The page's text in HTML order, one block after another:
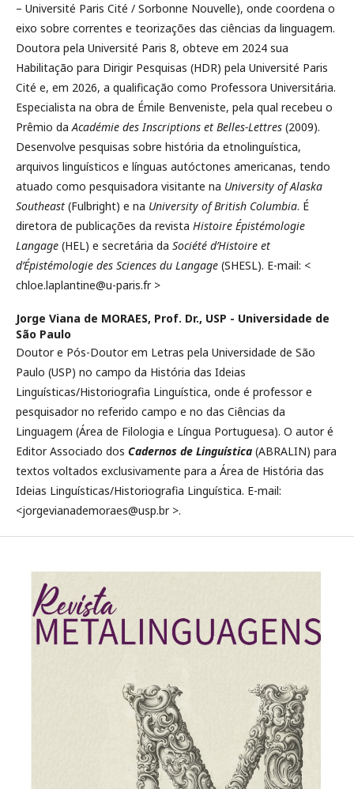
– Université Paris Cité / Sorbonne Nouvelle), onde coordena o
eixo sobre correntes e teorizações das ciências da linguagem.
Doutora pela Université Paris 8, obteve em 2024 sua
Habilitação para Dirigir Pesquisas (HDR) pela Université Paris
Cité e, em 2026, a qualificação como Professora Universitária.
Especialista na obra de Émile Benveniste, pela qual recebeu o
Prêmio daAcadémie des Inscriptions et Belles-Lettres (2009).
Desenvolve pesquisas sobre história da etnolinguística,
arquivos linguísticos e línguas autóctones americanas, tendo
atuado como pesquisadora visitante na University of Alaska
Southeast (Fulbright) e na University of British Columbia. É
diretora de publicações da revista Histoire Épistémologie
Langage (HEL) e secretária da Société d’Histoire et
d’Épistémologie des Sciences du Langage (SHESL). E-mail: <
chloe.laplantine@u-paris.fr >
Jorge Viana de MORAES, Prof. Dr., USP - Universidade de
São Paulo
Doutor e Pós-Doutor em Letras pela Universidade de São
Paulo (USP) no campo da História das Ideias
Linguísticas/Historiografia Linguística, onde é professor e
pesquisador no referido campo e no das Ciências da
Linguagem (Área de Filologia e Língua Portuguesa). O autor é
Editor Associado dos Cadernos de Linguística (ABRALIN) para
textos voltados exclusivamente para a Área de História das
Ideias Linguísticas/Historiografia Linguística. E-mail:
<jorgevianademoraes@usp.br >.